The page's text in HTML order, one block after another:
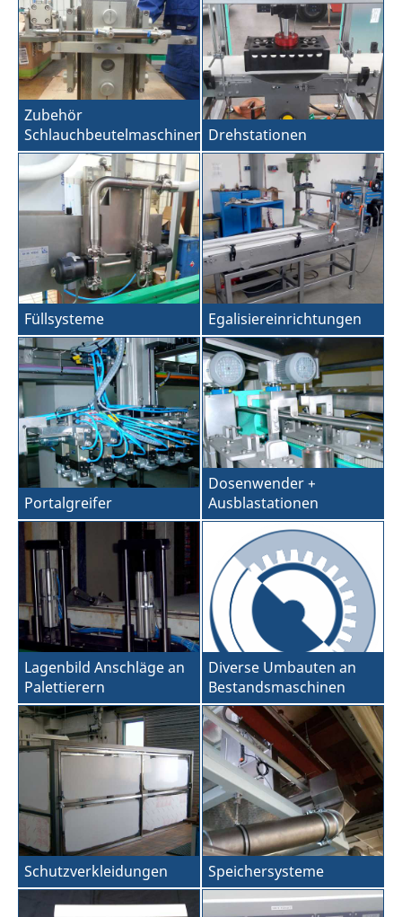
Zubehör
Schlauchbeutelmaschinen Drehstationen
Füllsysteme Egalisiereinrichtungen
Portalgreifer
Dosenwender +
Ausblastationen
Lagenbild Anschläge an
Palettierern
Diverse Umbauten an
Bestandsmaschinen
Schutzverkleidungen Speichersysteme